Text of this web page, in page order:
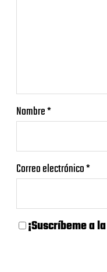
Nombre*
Correo electrónico*
¡Suscríbeme a